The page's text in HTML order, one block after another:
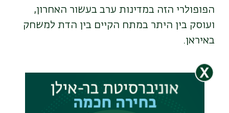
הפופולרי הזה במדינות ערב בעשור האחרון,
ועוסק בין היתר במתח הקיים בין הדת למשחק
באיראן.